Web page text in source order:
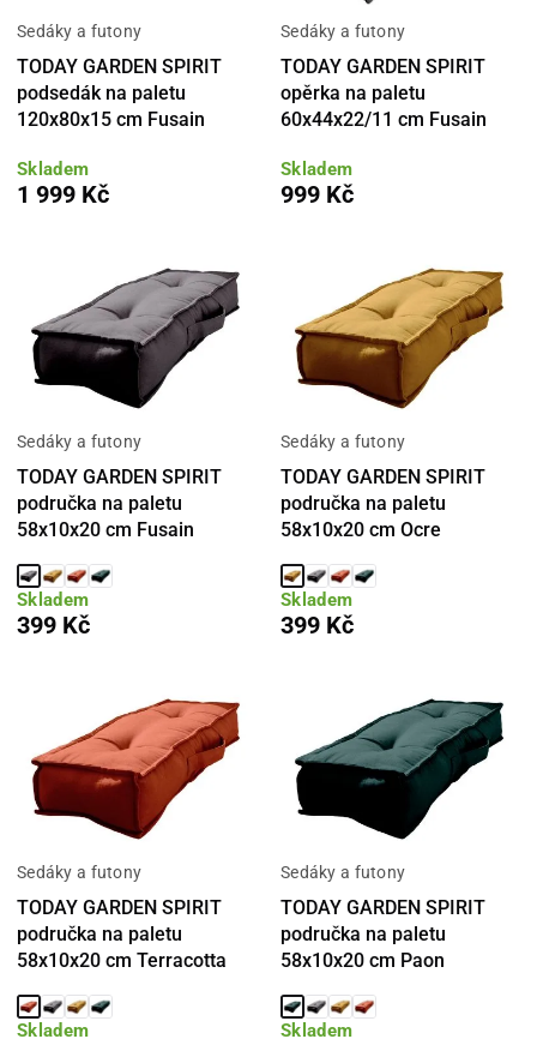
Sedáky a futony
TODAY GARDEN SPIRIT
podsedák na paletu
120x80x15 cm Fusain
Skladem
1 999 Kč
Sedáky a futony
TODAY GARDEN SPIRIT
opěrka na paletu
60x44x22/11 cm Fusain
Skladem
999 Kč
Sedáky a futony
TODAY GARDEN SPIRIT
područka na paletu
58x10x20 cm Fusain
Skladem
399 Kč
Sedáky a futony
TODAY GARDEN SPIRIT
područka na paletu
58x10x20 cm Ocre
Skladem
399 Kč
Sedáky a futony
TODAY GARDEN SPIRIT
područka na paletu
58x10x20 cm Terracotta
Skladem
Sedáky a futony
TODAY GARDEN SPIRIT
područka na paletu
58x10x20 cm Paon
Skladem